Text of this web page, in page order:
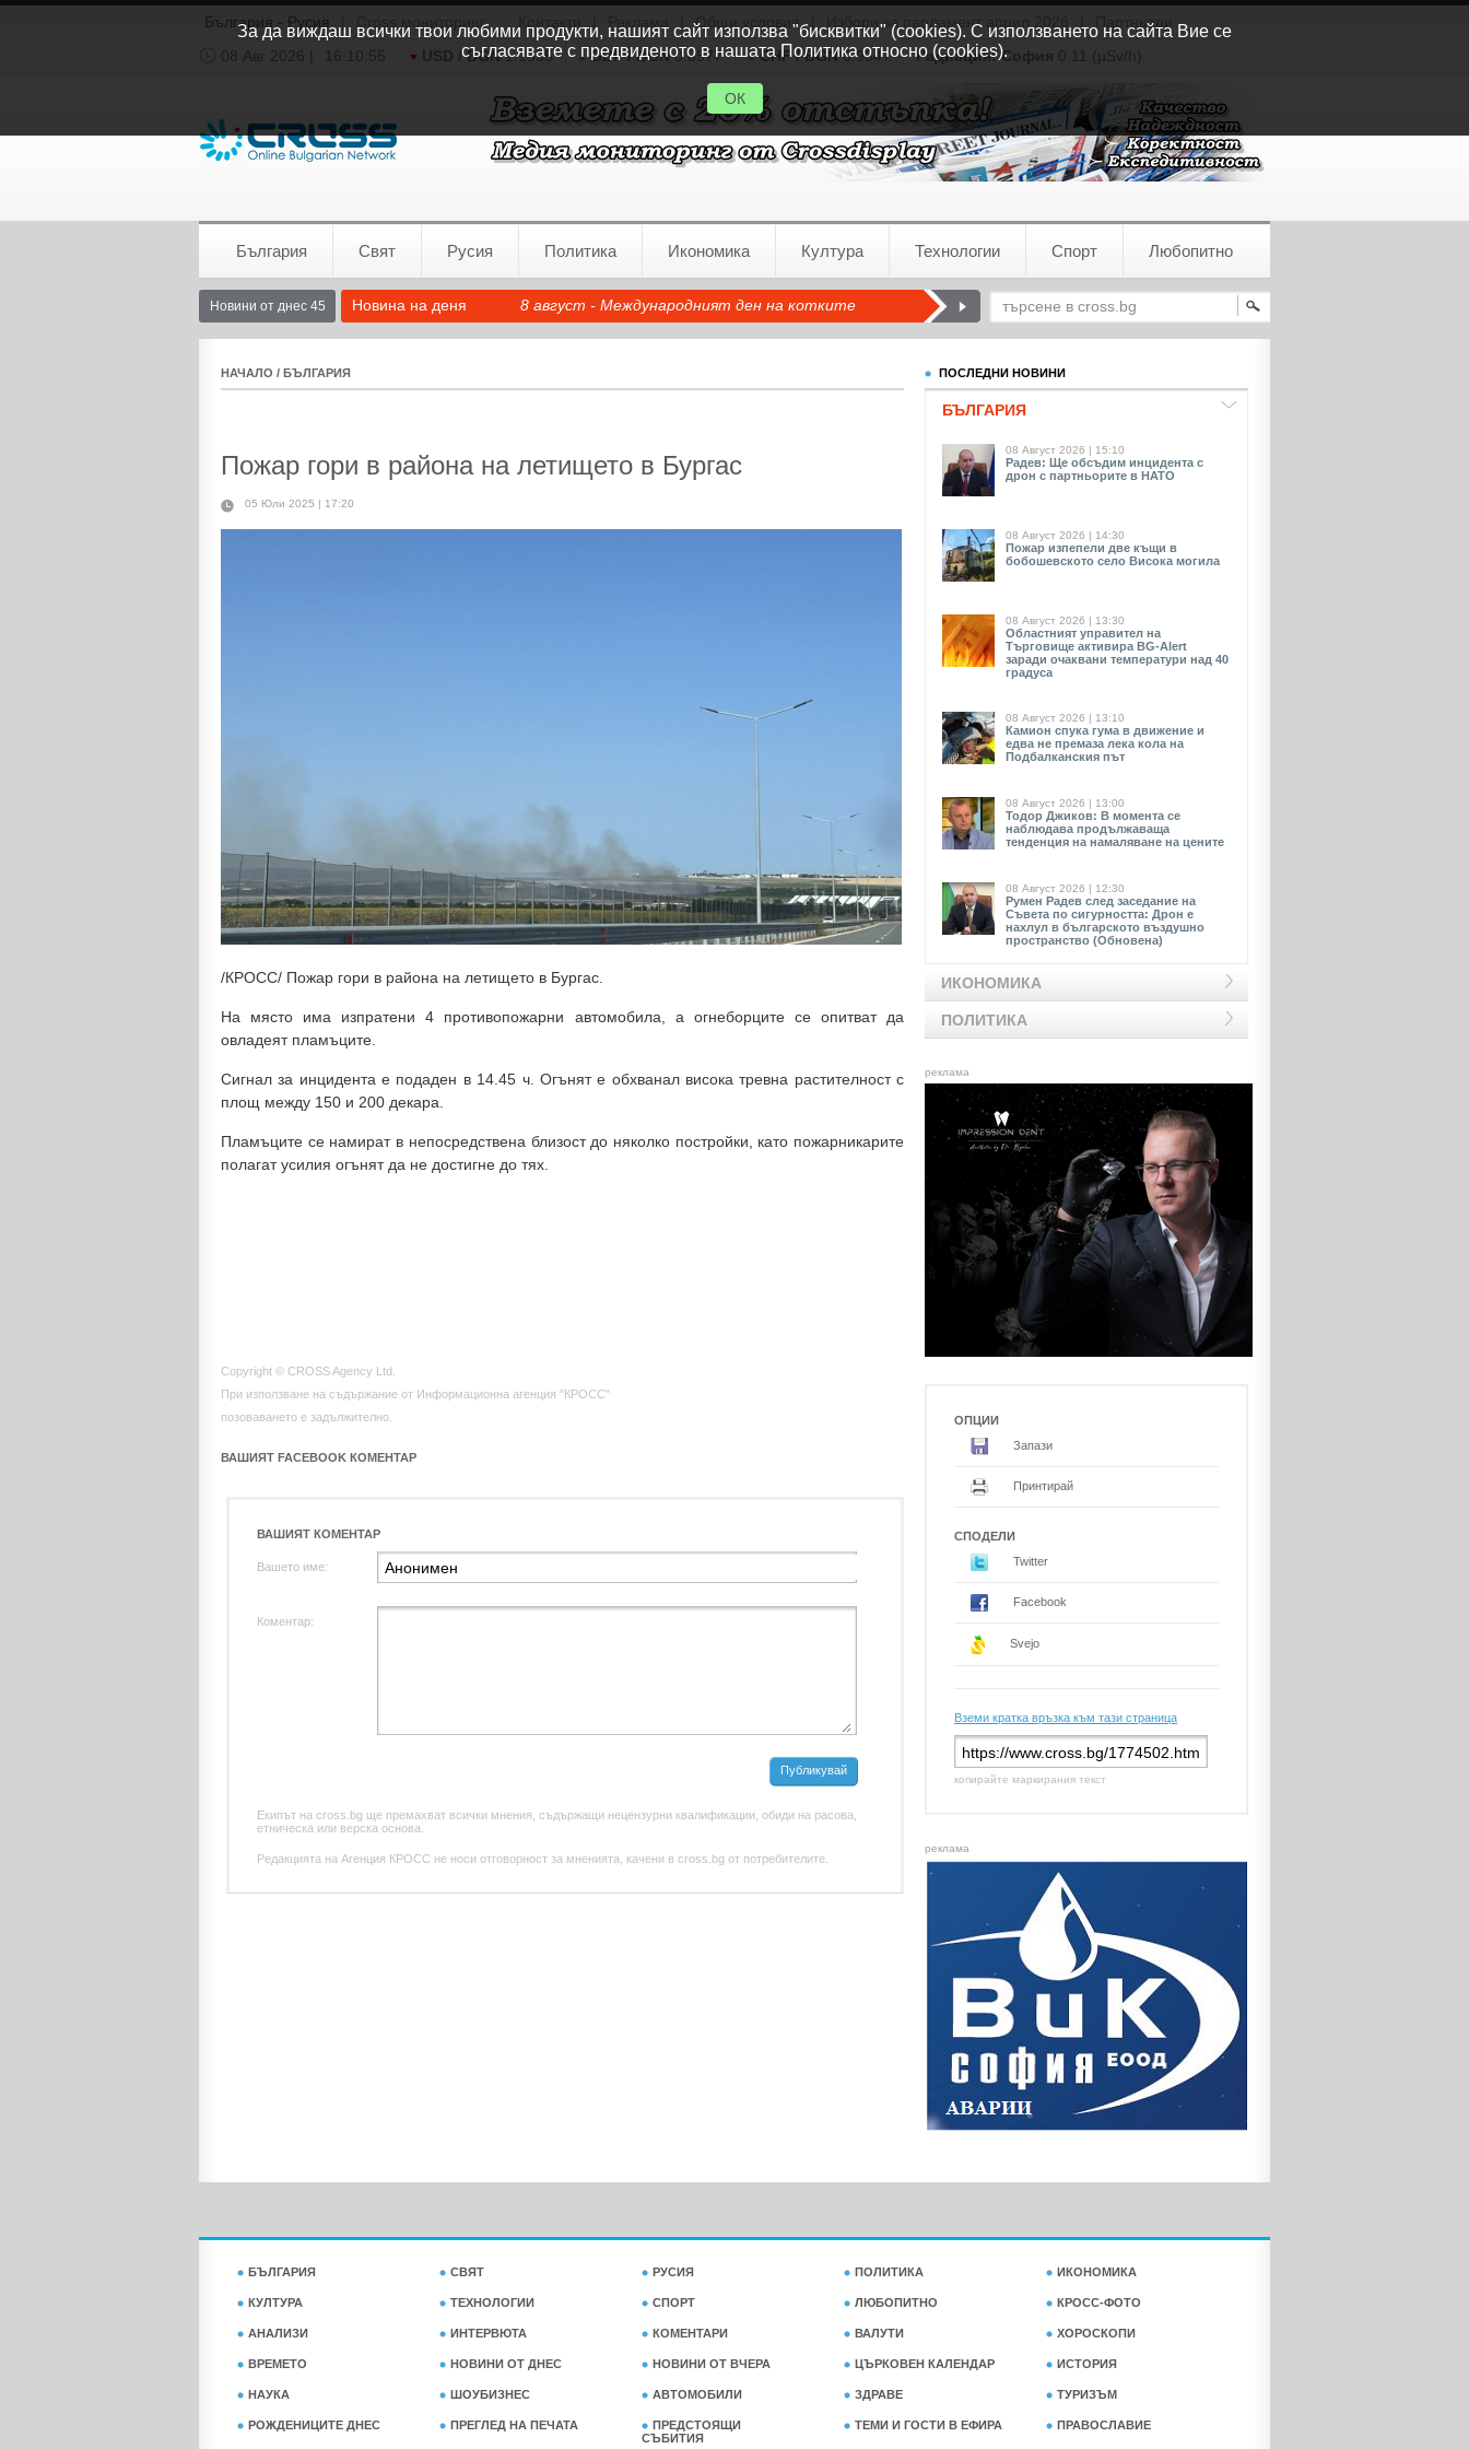
България - Русия Cross мониторинг Общи условия Избори за парламент април 2026
Партньори
08 Авг 2026 |
16:10:55 USD / BGN1.1535 GBP / BGN0.8577 CHF / BGN0.9347 Радиация:София 0.11 (µSv/h)
България Свят Русия Политика Икономика Култура Технологии Спорт Любопитно
Новини от днес 45 Новина на деня 8 август - Международният ден на котките
НАЧАЛО / БЪЛГАРИЯ
Пожар гори в района на летището в Бургас
05 Юли 2025 | 17:20
/КРОСС/ Пожар гори в района на летището в Бургас.
На място има изпратени 4 противопожарни автомобила, а огнеборците се опитват да
овладеят пламъците.
Сигнал за инцидента е подаден в 14.45 ч. Огънят е обхванал висока тревна растителност с
площ между 150 и 200 декара.
Пламъците се намират в непосредствена близост до няколко постройки, като пожарникарите
полагат усилия огънят да не достигне до тях.
Copyright © CROSS Agency Ltd.
При използване на съдържание от Информационна агенция "КРОСС"
позоваването е задължително.
ВАШИЯТ FACEBOOK КОМЕНТАР
ВАШИЯТ КОМЕНТАР
Вашето име:
Коментар:
Публикувай
Екипът на cross.bg ще премахват всички мнения, съдържащи нецензурни квалификации, обиди на расова,
етническа или верска основа.
Редакцията на Агенция КРОСС не носи отговорност за мненията, качени в cross.bg от потребителите.
ПОСЛЕДНИ НОВИНИ
БЪЛГАРИЯ
08 Август 2026 | 15:10
Радев: Ще обсъдим инцидента с
дрон с партньорите в НАТО
08 Август 2026 | 14:30
Пожар изпепели две къщи в
бобошевското село Висока могила
08 Август 2026 | 13:30
Областният управител на
Търговище активира BG-Alert
заради очаквани температури над 40
градуса
08 Август 2026 | 13:10
Камион спука гума в движение и
едва не премаза лека кола на
Подбалканския път
08 Август 2026 | 13:00
Тодор Джиков: В момента се
наблюдава продължаваща
тенденция на намаляване на цените
08 Август 2026 | 12:30
Румен Радев след заседание на
Съвета по сигурността: Дрон е
нахлул в българското въздушно
пространство (Обновена)
ИКОНОМИКА
ПОЛИТИКА
реклама
ОПЦИИ
Запази
Принтирай
СПОДЕЛИ
Twitter
Facebook
Svejo
Вземи кратка връзка към тази страница
копирайте маркирания текст
реклама
БЪЛГАРИЯ СВЯТ РУСИЯ ПОЛИТИКА ИКОНОМИКА
КУЛТУРА ТЕХНОЛОГИИ СПОРТ ЛЮБОПИТНО КРОСС-ФОТО
АНАЛИЗИ ИНТЕРВЮТА КОМЕНТАРИ ВАЛУТИ ХОРОСКОПИ
ВРЕМЕТО НОВИНИ ОТ ДНЕС НОВИНИ ОТ ВЧЕРА ЦЪРКОВЕН КАЛЕНДАР ИСТОРИЯ
НАУКА ШОУБИЗНЕС АВТОМОБИЛИ ЗДРАВЕ ТУРИЗЪМ
РОЖДЕНИЦИТЕ ДНЕС ПРЕГЛЕД НА ПЕЧАТА
ПРЕДСТОЯЩИ
СЪБИТИЯ
ТЕМИ И ГОСТИ В ЕФИРА ПРАВОСЛАВИЕ
За да виждаш всички твои любими продукти, нашият сайт използва "бисквитки" (cookies). С използването на сайта Вие се
съгласявате с предвиденото в нашата Политика относно (cookies).
ОК